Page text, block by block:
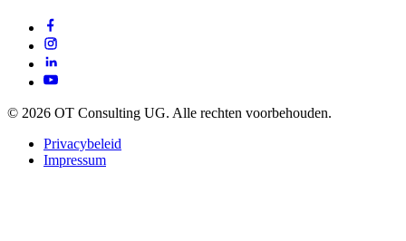
© 2026 OT Consulting UG. Alle rechten voorbehouden.
Privacybeleid
Impressum